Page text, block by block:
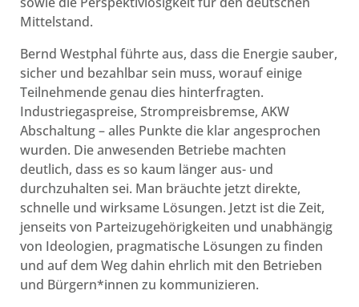
Mittelstand.
Bernd Westphal führte aus, dass die Energie sauber,
sicher und bezahlbar sein muss, worauf einige
Teilnehmende genau dies hinterfragten.
Industriegaspreise, Strompreisbremse, AKW
Abschaltung – alles Punkte die klar angesprochen
wurden. Die anwesenden Betriebe machten
deutlich, dass es so kaum länger aus- und
durchzuhalten sei. Man bräuchte jetzt direkte,
schnelle und wirksame Lösungen. Jetzt ist die Zeit,
jenseits von Parteizugehörigkeiten und unabhängig
von Ideologien, pragmatische Lösungen zu finden
und auf dem Weg dahin ehrlich mit den Betrieben
und Bürgern*innen zu kommunizieren.